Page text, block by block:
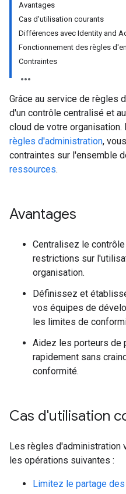
Avantages
Cas d'utilisation courants
Différences avec Identity and
Fonctionnement des règles
Contraintes
Grâce au service de règles
d'un contrôle centralisé et
cloud de votre organisation.
règles d'administration,
contraintes sur l'ensemble
ressources.
Avantages
Centralisez le
restrictions sur
organisation.
Définissez et
vos équipes de
les limites de
Aidez les porteurs de
rapidement sans
conformité.
Cas d'utilisation
Les règles d'administration
les opérations suivantes :
Limitez le partage